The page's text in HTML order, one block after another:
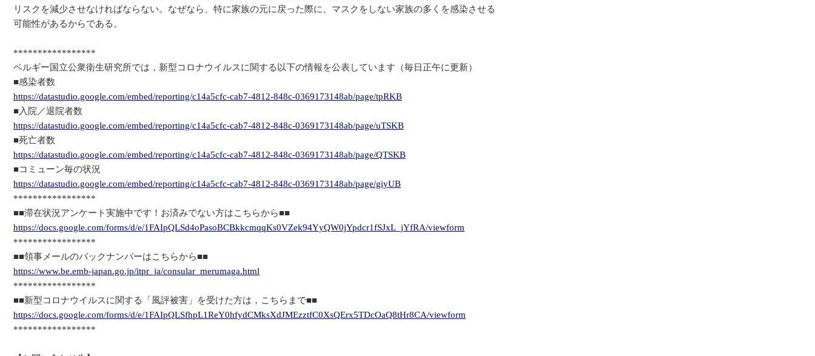
リスクを減少させなければならない。なぜなら、特に家族の元に戻った際に、マスクをしない家族の多くを感染させる
可能性があるからである。
*****************
ベルギー国立公衆衛生研究所では，新型コロナウイルスに関する以下の情報を公表しています（毎日正午に更新）
■感染者数
https://datastudio.google.com/embed/reporting/c14a5cfc-cab7-4812-848c-0369173148ab/page/tpRKB
■入院／退院者数
https://datastudio.google.com/embed/reporting/c14a5cfc-cab7-4812-848c-0369173148ab/page/uTSKB
■死亡者数
https://datastudio.google.com/embed/reporting/c14a5cfc-cab7-4812-848c-0369173148ab/page/QTSKB
■コミューン毎の状況
https://datastudio.google.com/embed/reporting/c14a5cfc-cab7-4812-848c-0369173148ab/page/giyUB
*****************
■■滞在状況アンケート実施中です！お済みでない方はこちらから■■
https://docs.google.com/forms/d/e/1FAIpQLSd4oPasoBCBkkcmqqKs0VZek94YyQW0jYpdcr1fSJxL_jYfRA/viewform
*****************
■■領事メールのバックナンバーはこちらから■■
https://www.be.emb-japan.go.jp/itpr_ja/consular_merumaga.html
*****************
■■新型コロナウイルスに関する「風評被害」を受けた方は，こちらまで■■
https://docs.google.com/forms/d/e/1FAIpQLSfhpL1ReY0hfydCMksXdJMEzztfC0XsQErx5TDcOaQ8tHr8CA/viewform
*****************